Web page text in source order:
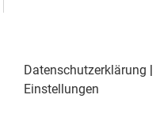
Datenschutzerklärung |
Einstellungen